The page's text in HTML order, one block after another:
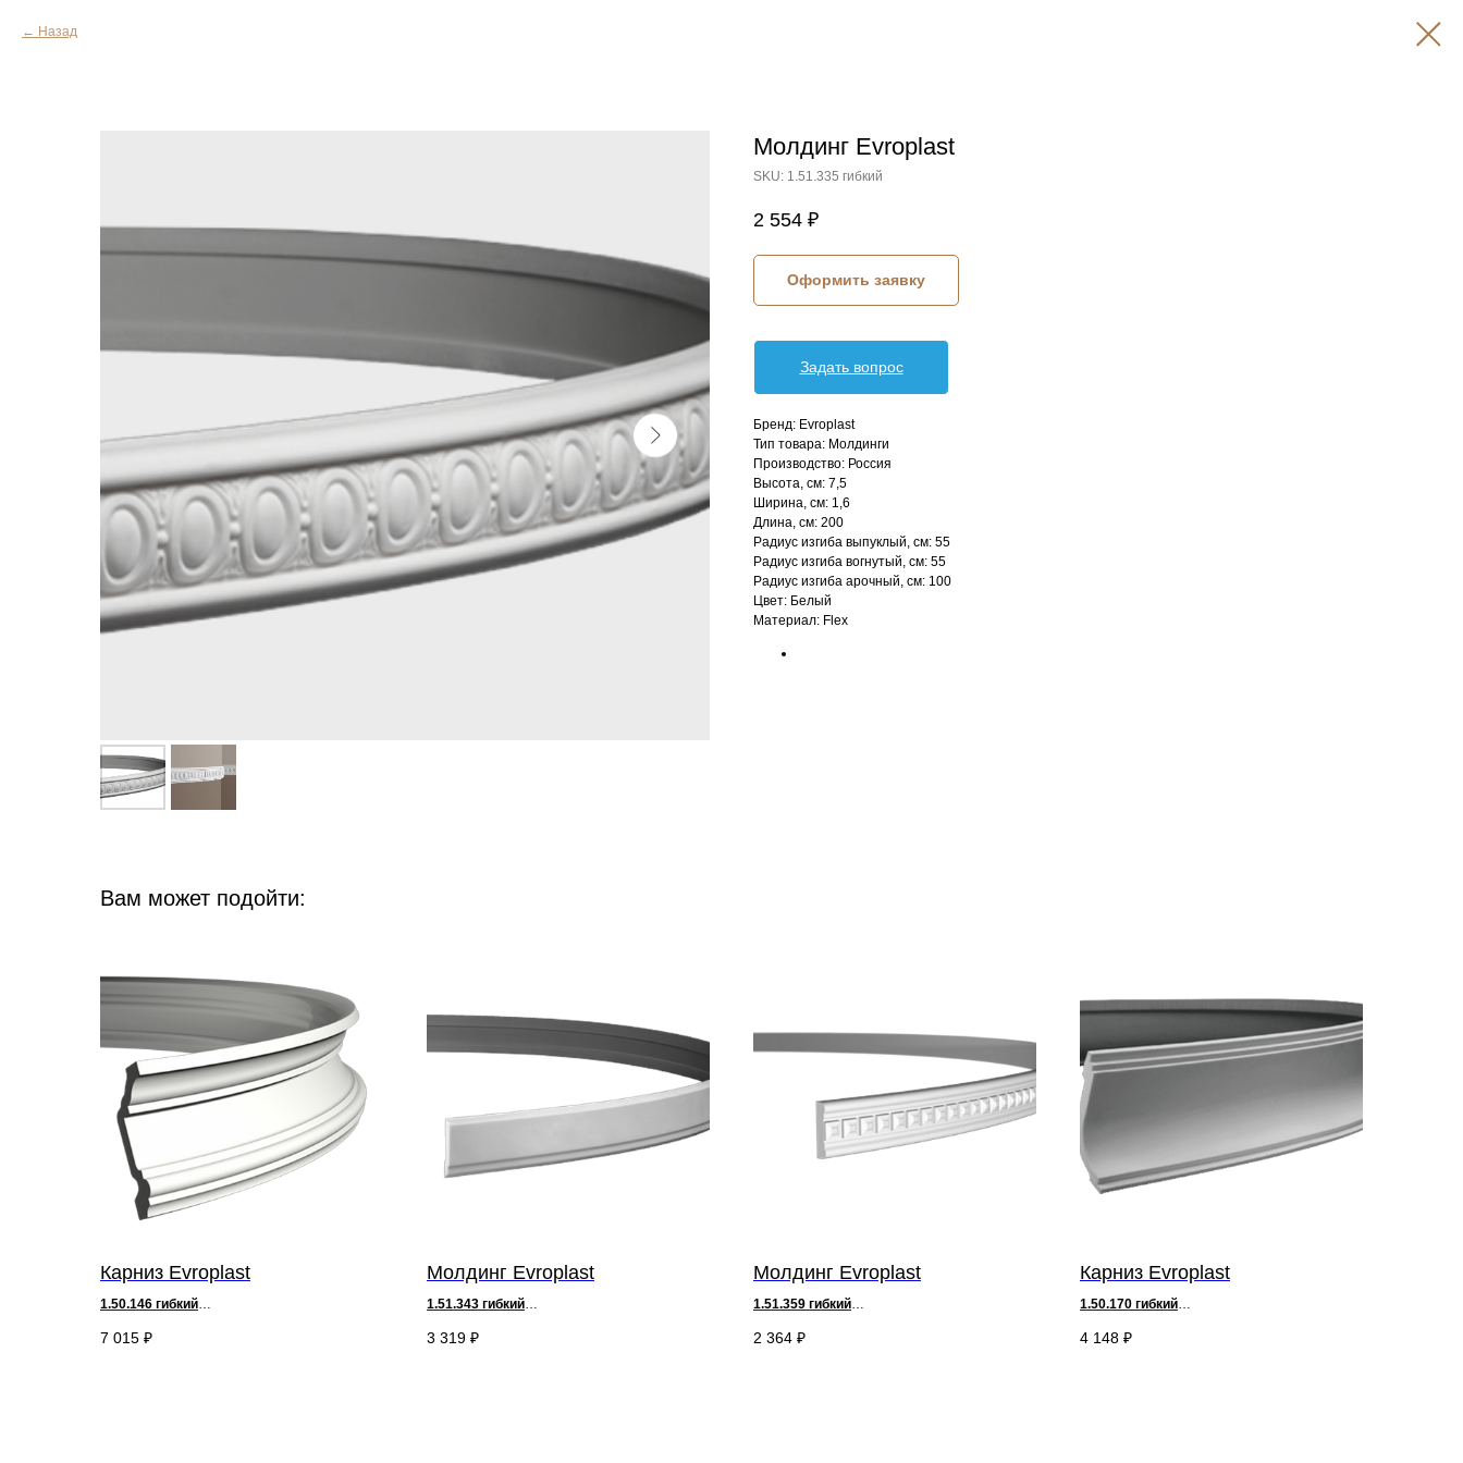
Назад
Молдинг Evroplast
SKU: 1.51.335 гибкий
2 554 ₽
Оформить заявку
Задать вопрос
Бренд: Evroplast
Тип товара: Молдинги
Производство: Россия
Высота, см: 7,5
Ширина, см: 1,6
Длина, см: 200
Радиус изгиба выпуклый, см: 55
Радиус изгиба вогнутый, см: 55
Радиус изгиба арочный, см: 100
Цвет: Белый
Материал: Flex
Вам может подойти:
Карниз Evroplast
1.50.146 гибкий
7 015 ₽
Молдинг Evroplast
1.51.343 гибкий
3 319 ₽
Молдинг Evroplast
1.51.359 гибкий
2 364 ₽
Карниз Evroplast
1.50.170 гибкий
4 148 ₽